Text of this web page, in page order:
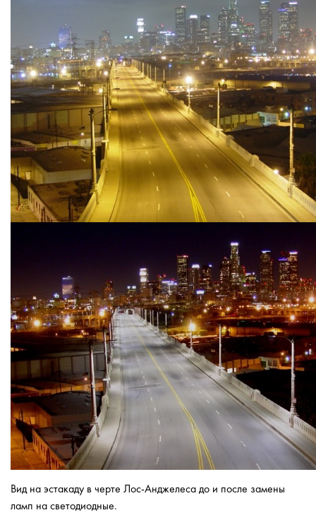
Вид на эстакаду в черте Лос-Анджелеса до и после замены
ламп на светодиодные.